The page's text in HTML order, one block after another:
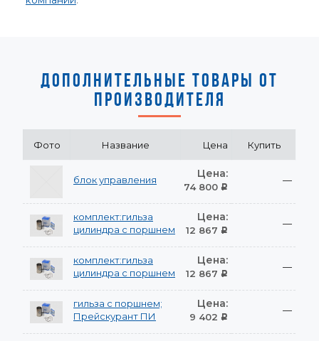
ДОПОЛНИТЕЛЬНЫЕ ТОВАРЫ ОТ
ПРОИЗВОДИТЕЛЯ
Фото Название Цена Купить
блок управления Цена:
74 800 Р
—
комплект:гильза
цилиндра с поршнем
Цена:
12 867 Р
—
комплект:гильза
цилиндра с поршнем
Цена:
12 867 Р
—
гильза с поршнем;
Прейскурант ПИ
Цена:
9 402 Р
—